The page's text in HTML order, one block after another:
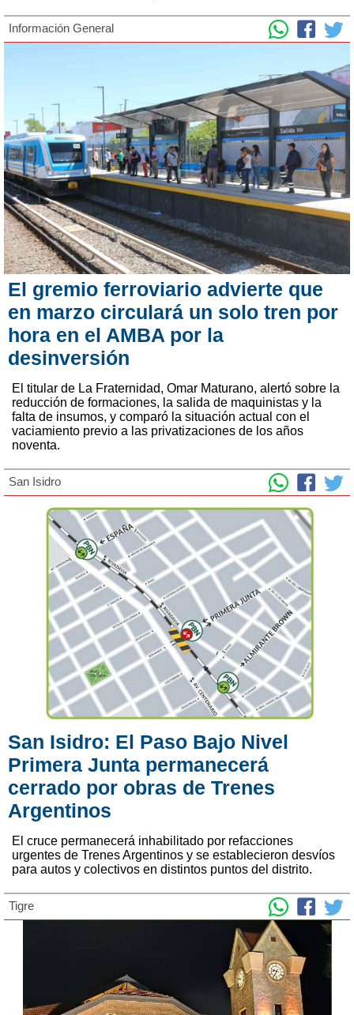
Información General
El gremio ferroviario advierte que
en marzo circulará un solo tren por
hora en el AMBA por la
desinversión
El titular de La Fraternidad, Omar Maturano, alertó sobre la
reducción de formaciones, la salida de maquinistas y la
falta de insumos, y comparó la situación actual con el
vaciamiento previo a las privatizaciones de los años
noventa.
San Isidro
San Isidro: El Paso Bajo Nivel
Primera Junta permanecerá
cerrado por obras de Trenes
Argentinos
El cruce permanecerá inhabilitado por refacciones
urgentes de Trenes Argentinos y se establecieron desvíos
para autos y colectivos en distintos puntos del distrito.
Tigre